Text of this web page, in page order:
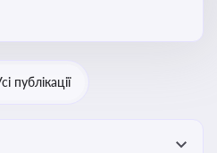
обслуговування, що
Для
реєстрах і
публікації